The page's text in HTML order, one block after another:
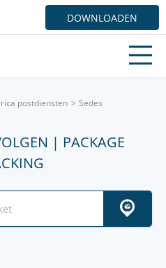
DOWNLOADEN
postdiensten Sedex
| PACKAGE